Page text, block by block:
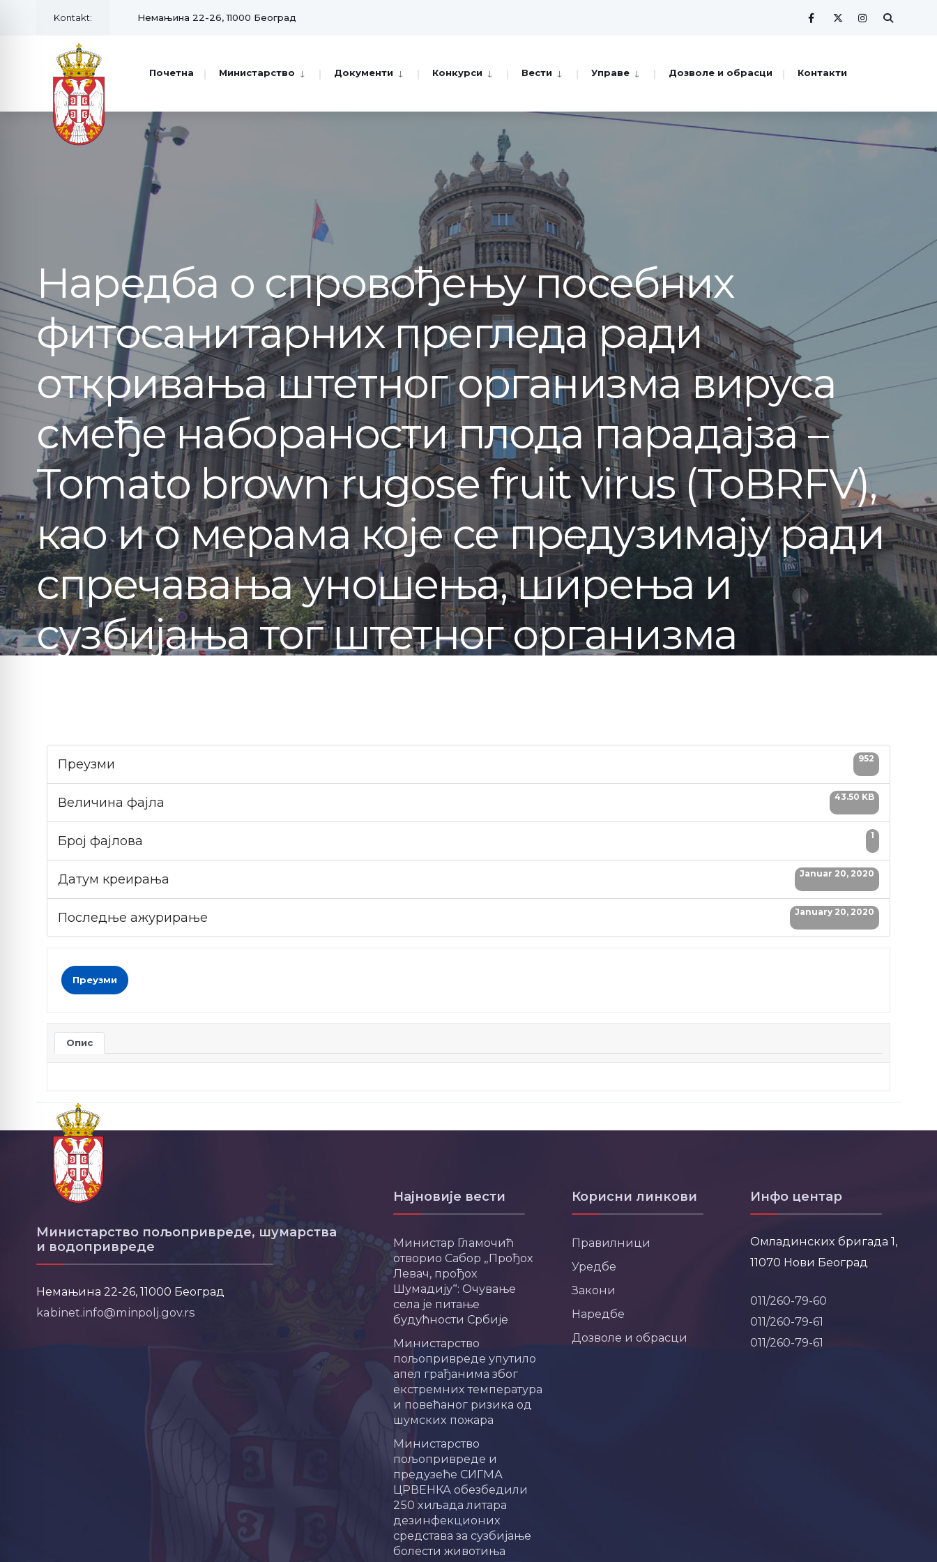
Kontakt: Немањина 22-26, 11000 Београд
Почетна Министарство Документи Конкурси Вести Управе Дозволе и обрасци Контакти
Наредба о спровођењу посебних
фитосанитарних прегледа ради
откривања штетног организма вируса
смеђе набораности плода парадајза –
Тоmato brown rugose fruit virus (ToBRFV),
као и о мерама које се предузимају ради
спречавања уношења, ширења и
сузбијања тог штетног организма
Преузми 952
Величина фајла 43.50 KB
Број фајлова 1
Датум креирања Januar 20, 2020
Последње ажурирање January 20, 2020
Преузми
Опис
Министарство пољопривреде, шумарства
и водопривреде
Немањина 22-26, 11000 Београд
kabinet.info@minpolj.gov.rs
Најновије вести
Министар Гламочић
отворио Сабор „Прођох
Левач, прођох
Шумадију“: Очување
села је питање
будућности Србије
Министарство
пољопривреде упутило
апел грађанима због
екстремних температура
и повећаног ризика од
шумских пожара
Министарство
пољопривреде и
предузеће СИГМА
ЦРВЕНКА обезбедили
250 хиљада литара
дезинфекционих
средстава за сузбијање
болести животиња
Корисни линкови
Правилници
Уредбе
Закони
Наредбе
Дозволе и обрасци
Инфо центар
Омладинских бригада 1,
11070 Нови Београд
011/260-79-60
011/260-79-61
011/260-79-61